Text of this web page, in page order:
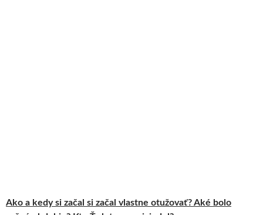
Ako a kedy si začal si začal vlastne otužovať? Aké bolo